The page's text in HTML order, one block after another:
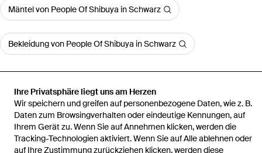
Ihre Privatsphäre liegt uns am Herzen
Wir speichern und greifen auf personenbezogene Daten, wie z. B.
Daten zum Browsingverhalten oder eindeutige Kennungen, auf
Ihrem Gerät zu. Wenn Sie auf Annehmen klicken, werden die
Tracking-Technologien aktiviert. Wenn Sie auf Alle ablehnen oder
auf Ihre Zustimmung zurückziehen klicken, werden diese
Mäntel von People Of Shibuya in Schwarz
Bekleidung von People Of Shibuya in Schwarz
Startseite Damen Mäntel People Of Shibuya Mäntel Parka Jacke